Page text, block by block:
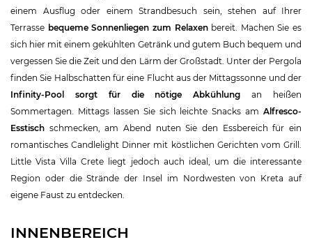
einem Ausflug oder einem Strandbesuch sein, stehen auf Ihrer
Terrasse bequeme Sonnenliegen zum Relaxenbereit. Machen Sie es
sich hier mit einem gekühlten Getränk und gutem Buch bequem und
vergessen Sie die Zeit und den Lärm der Großstadt. Unter der Pergola
finden Sie Halbschatten für eine Flucht aus der Mittagssonne und der
Infinity-Pool sorgt für die nötige Abkühlung an heißen
Sommertagen. Mittags lassen Sie sich leichte Snacks am Alfresco-
Esstisch schmecken, am Abend nuten Sie den Essbereich für ein
romantisches Candlelight Dinner mit köstlichen Gerichten vom Grill.
Little Vista Villa Crete liegt jedoch auch ideal, um die interessante
Region oder die Strände der Insel im Nordwesten von Kreta auf
eigene Faust zu entdecken.
INNENBEREICH